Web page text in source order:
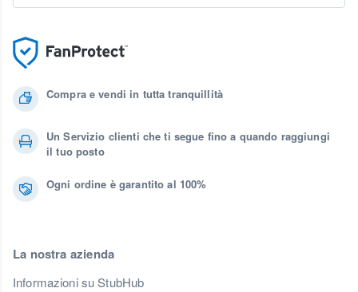
Compra e vendi in tutta tranquillità
Un Servizio clienti che ti segue fino a quando raggiungi
il tuo posto
Ogni ordine è garantito al 100%
La nostra azienda
Informazioni su StubHub